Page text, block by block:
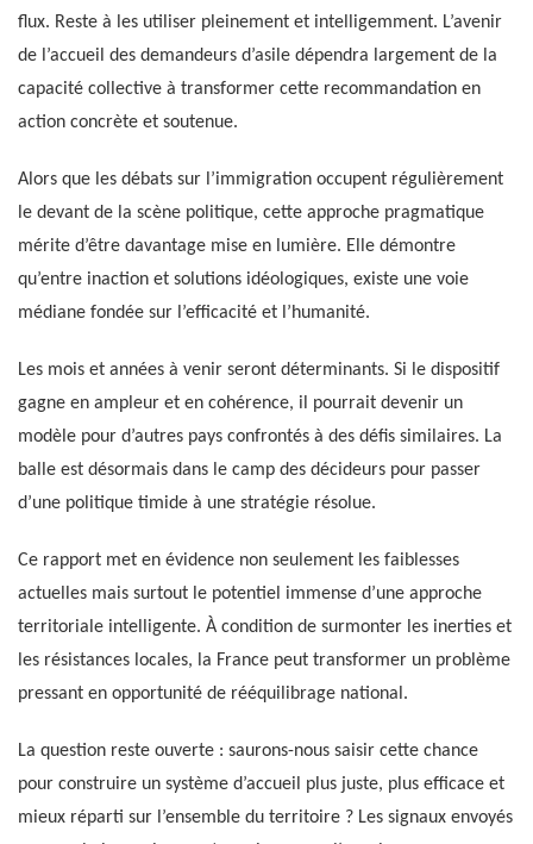
flux. Reste à les utiliser pleinement et intelligemment. L’avenir
de l’accueil des demandeurs d’asile dépendra largement de la
capacité collective à transformer cette recommandation en
action concrète et soutenue.
Alors que les débats sur l’immigration occupent régulièrement
le devant de la scène politique, cette approche pragmatique
mérite d’être davantage mise en lumière. Elle démontre
qu’entre inaction et solutions idéologiques, existe une voie
médiane fondée sur l’efficacité et l’humanité.
Les mois et années à venir seront déterminants. Si le dispositif
gagne en ampleur et en cohérence, il pourrait devenir un
modèle pour d’autres pays confrontés à des défis similaires. La
balle est désormais dans le camp des décideurs pour passer
d’une politique timide à une stratégie résolue.
Ce rapport met en évidence non seulement les faiblesses
actuelles mais surtout le potentiel immense d’une approche
territoriale intelligente. À condition de surmonter les inerties et
les résistances locales, la France peut transformer un problème
pressant en opportunité de rééquilibrage national.
La question reste ouverte : saurons-nous saisir cette chance
pour construire un système d’accueil plus juste, plus efficace et
mieux réparti sur l’ensemble du territoire ? Les signaux envoyés